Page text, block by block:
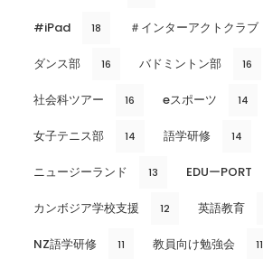
#iPad 18 ＃インターアクトクラブ
ダンス部 16 バドミントン部 16
社会科ツアー 16 eスポーツ 14
女子テニス部 14 語学研修 14
ニュージーランド 13 EDUーPORT
カンボジア学校支援 12 英語教育
NZ語学研修 11 教員向け勉強会 11